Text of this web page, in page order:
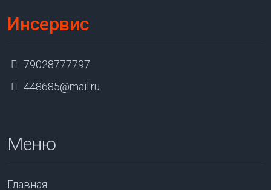
Инсервис
79028777797
448685@mail.ru
Меню
Главная